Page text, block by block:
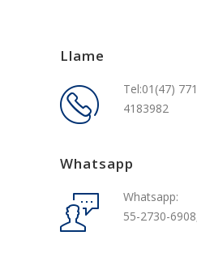
Llame
Tel:01(47)
4183982
Whatsapp
Whatsapp:
55-2730-